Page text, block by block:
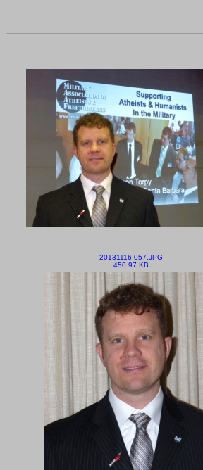
20131116-057.JPG
450.97 KB